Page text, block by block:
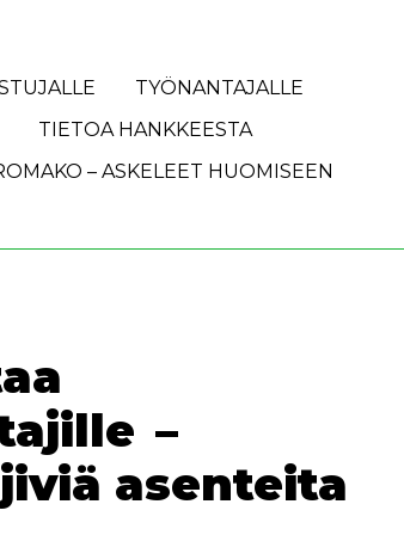
TYÖNANTAJALLE
TIETOA HANKKEESTA
– ASKELEET HUOMISEEN
–
asenteita